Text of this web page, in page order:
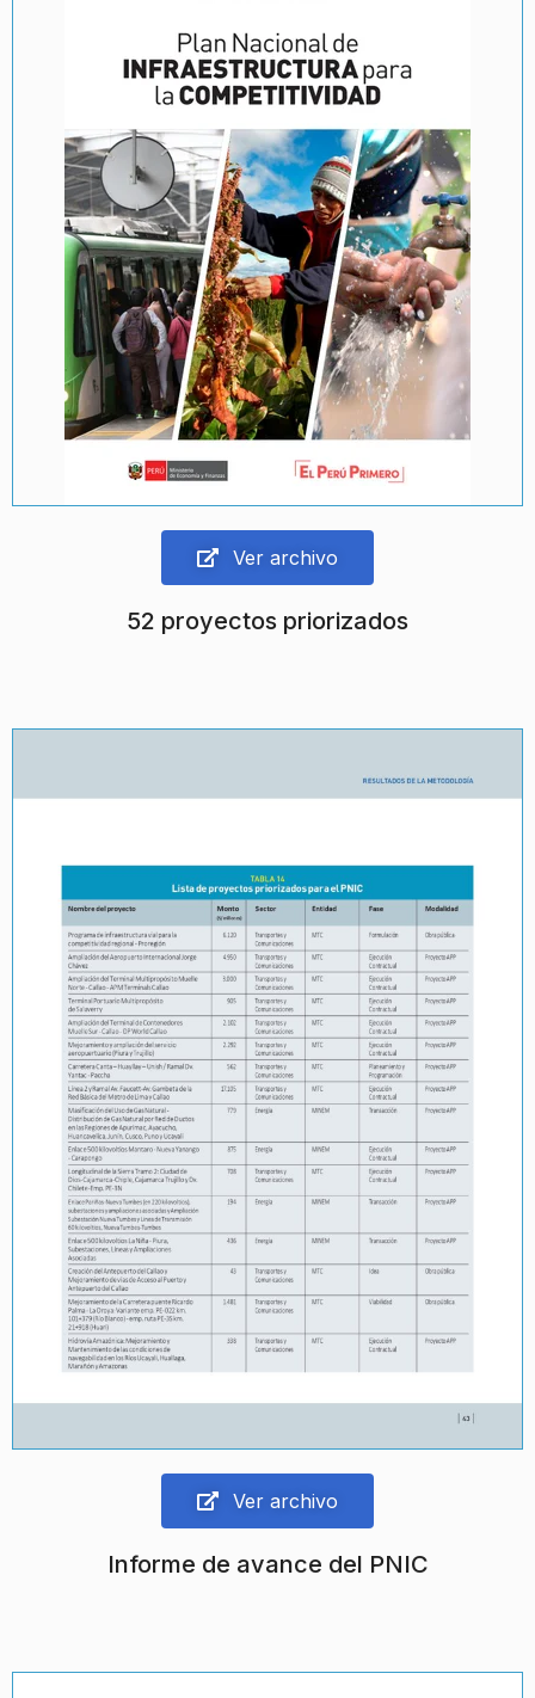
Ver archivo
52 proyectos priorizados
Ver archivo
Informe de avance del PNIC